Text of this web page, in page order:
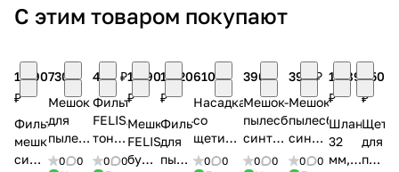
С этим товаром покупают
1 690
₽
Фильтр-
мешки
синтетические
730 ₽
Мешок
для
пылесоса
ПУЛЬСАР
0
0
490 ₽
Фильтр
FELISATTI
тонкой
очистки
0
0
1 090
₽
Мешки
FELISATTI
бумажные
1 420
₽
Фильтр
для
пылесоса
610 ₽
Насадка
со
щетиной
для
0
0
390 ₽
Мешок-
пылесборник
синтетический
№073
0
0
390 ₽
Мешок-
пылесборник
синтетический
(2 шт.,
0
0
1 589
₽
Шланг
32
мм,
450
₽
для